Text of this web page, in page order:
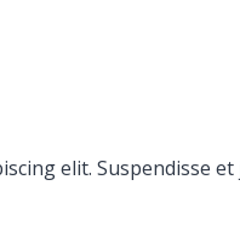
elit. Suspendisse